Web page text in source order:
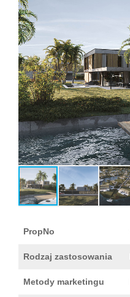
PropNo
Rodzaj zastosowania
Metody marketingu